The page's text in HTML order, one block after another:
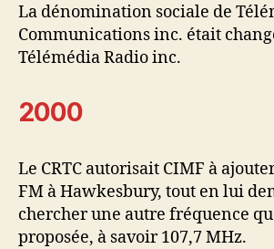
La dénomination sociale de
Communications inc. était
Télémédia Radio inc.
2000
Le CRTC autorisait CIMF à
FM à Hawkesbury, tout en lui
chercher une autre fréquence
proposée, à savoir 107,7 MHz.